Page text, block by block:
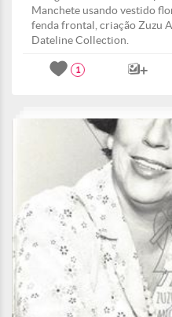
Manchete usando vestido
fenda frontal, criação Zuzu
Dateline Collection.
1